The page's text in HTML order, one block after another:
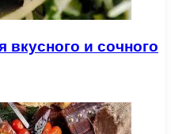
вкусного и сочного